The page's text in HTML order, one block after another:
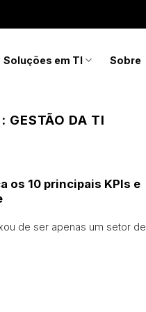
Soluções em TI Sobre
GESTÃO DA TI
os 10 principais KPIs e
de ser apenas um setor de